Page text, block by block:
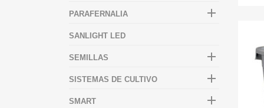
PARAFERNALIA 
SANLIGHT LED
SEMILLAS 
SISTEMAS DE CULTIVO 
SMART 